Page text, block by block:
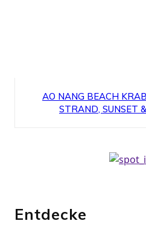
AO NANG BEACH
STRAND, SUNSET
Entdecke